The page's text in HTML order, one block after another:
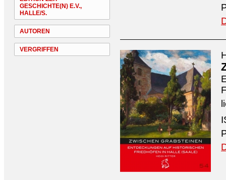
GESCHICHTE(N) E.V.,
HALLE/S.
AUTOREN
VERGRIFFEN